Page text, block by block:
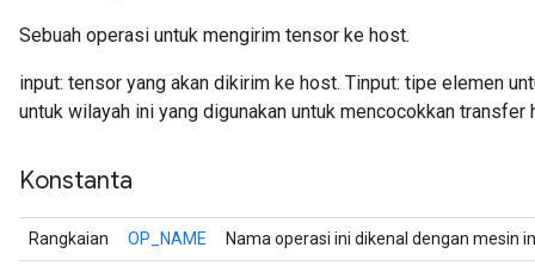
Sebuah operasi untuk mengirim tensor ke host.
input: tensor yang akan dikirim ke host. Tinput: tipe elemen
untuk wilayah ini yang digunakan untuk mencocokkan transfer
Konstanta
Rangkaian OP_NAME Nama operasi ini dikenal dengan mesin